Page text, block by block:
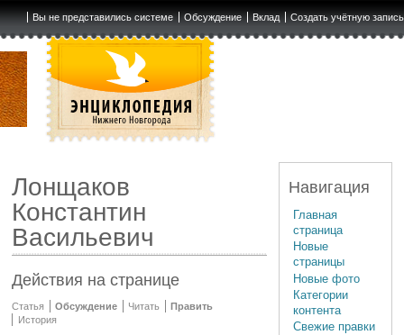
Вы не представились системе Обсуждение Вклад Создать учётную запись
Лонщаков
Константин
Васильевич
Действия на странице
Статья Обсуждение Читать
Править
История
Навигация
Главная
страница
Новые
страницы
Новые фото
Категории
контента
Свежие правки